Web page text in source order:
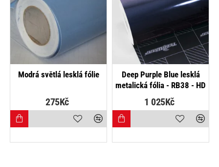
světlá lesklá fólie
Deep Purple Blue lesklá
metalická fólia - RB38 - HD
1 025Kč